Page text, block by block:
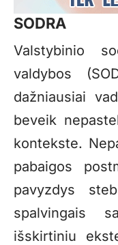
SODRA
Valstybinio
valdybos
dažniausiai
beveik
kontekste.
pabaigos
pavyzdys
spalvingais
išskirtiniu